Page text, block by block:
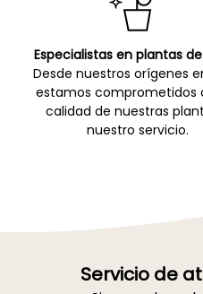
Especialistas en plantas
Desde nuestros orígenes
estamos comprometidos
calidad de nuestras
nuestro servicio.
Servicio de